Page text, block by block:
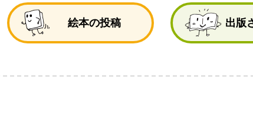
絵本の投稿 出版